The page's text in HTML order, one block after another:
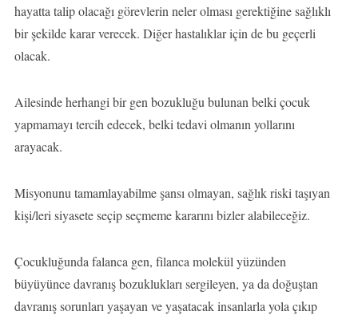
hayatta talip olacağı görevlerin neler olması gerektiğine sağlıklı
bir şekilde karar verecek. Diğer hastalıklar için de bu geçerli
olacak.
Ailesinde herhangi bir gen bozukluğu bulunan belki çocuk
yapmamayı tercih edecek, belki tedavi olmanın yollarını
arayacak.
Misyonunu tamamlayabilme şansı olmayan, sağlık riski taşıyan
kişi/leri siyasete seçip seçmeme kararını bizler alabileceğiz.
Çocukluğunda falanca gen, filanca molekül yüzünden
büyüyünce davranış bozuklukları sergileyen, ya da doğuştan
davranış sorunları yaşayan ve yaşatacak insanlarla yola çıkıp